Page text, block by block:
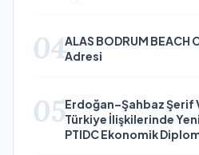
04ALAS BODRUM BEACH
Adresi
05Erdoğan–Şahbaz
Türkiye İlişkilerinde
PTIDC Ekonomik